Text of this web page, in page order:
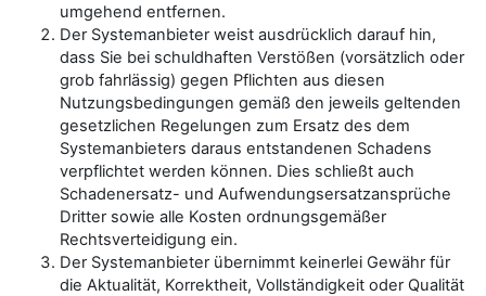
umgehend entfernen.
Der Systemanbieter weist ausdrücklich darauf hin,
dass Sie bei schuldhaften Verstößen (vorsätzlich oder
grob fahrlässig) gegen Pflichten aus diesen
Nutzungsbedingungen gemäß den jeweils geltenden
gesetzlichen Regelungen zum Ersatz des dem
Systemanbieters daraus entstandenen Schadens
verpflichtet werden können. Dies schließt auch
Schadenersatz- und Aufwendungsersatzansprüche
Dritter sowie alle Kosten ordnungsgemäßer
Rechtsverteidigung ein.
Der Systemanbieter übernimmt keinerlei Gewähr für
die Aktualität, Korrektheit, Vollständigkeit oder Qualität